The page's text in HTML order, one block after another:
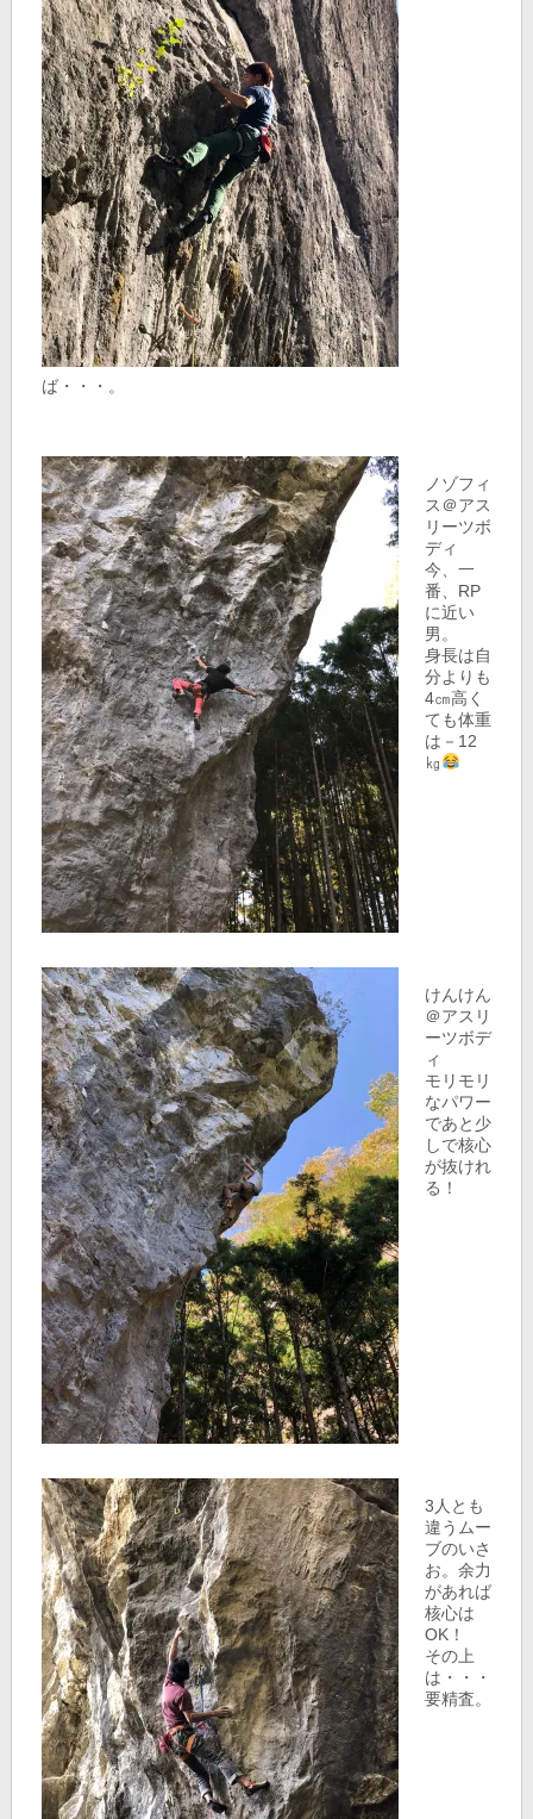
ば・・・。
ノゾフィ
ス＠アス
リーツボ
ディ
今、一
番、RP
に近い
男。
身長は自
分よりも
4㎝高く
ても体重
は－12
㎏
けんけん
＠アスリ
ーツボデ
ィ
モリモリ
なパワー
であと少
しで核心
が抜けれ
る！
3人とも
違うムー
ブのいさ
お。余力
があれば
核心は
OK！
その上
は・・・
要精査。